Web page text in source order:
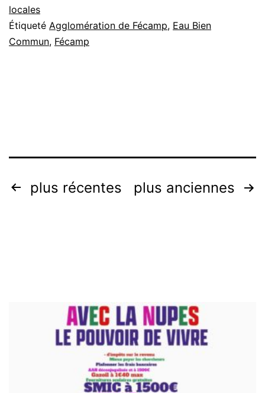
locales
Étiqueté Agglomération de Fécamp, Eau Bien
Commun, Fécamp
Pagination
plus récentes plus anciennes